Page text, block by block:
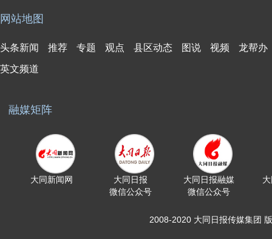
网站地图
头条新闻 推荐 专题 观点 县区动态 图说 视频 龙帮办
英文频道
融媒矩阵
大同新闻网
大同日报
微信公众号
大同日报融媒
微信公众号
2008-2020 大同日报传媒集团